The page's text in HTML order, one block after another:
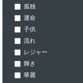
孤独
運命
子供
流れ
レジャー
輝き
華麗